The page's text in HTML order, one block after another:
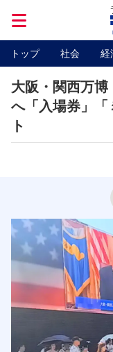
トップ 社会 経
大阪・関西万博
へ「入場券」「
ト